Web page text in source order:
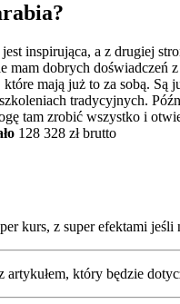
inspirująca, a z drugiej
mam dobrych doświadczeń
mają już to za sobą.
tradycyjnych.
tam zrobić wszystko i
128 328 zł brutto
kurs, z super efektami
który będzie